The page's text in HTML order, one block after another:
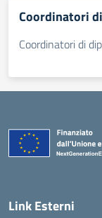
Coordinatori
Coordinatori di
Link Esterni